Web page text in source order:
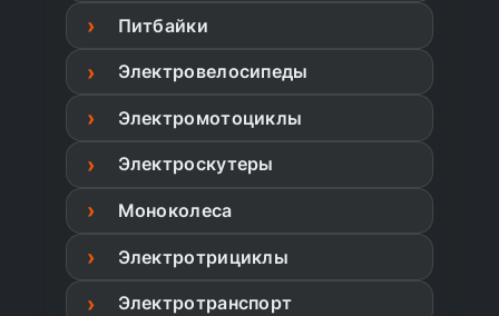
Питбайки
Электровелосипеды
Электромотоциклы
Электроскутеры
Моноколеса
Электротрициклы
Электротранспорт